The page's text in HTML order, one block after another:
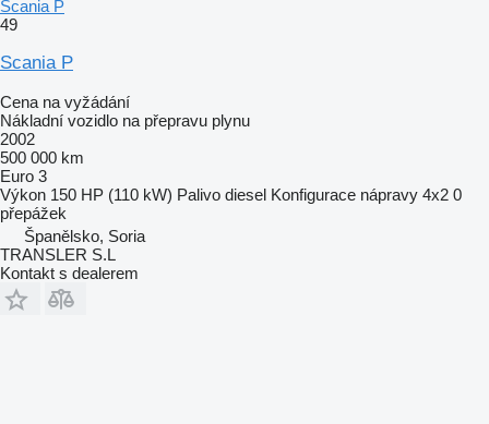
Scania P
49
Scania P
Cena na vyžádání
Nákladní vozidlo na přepravu plynu
2002
500 000 km
Euro 3
Výkon 150 HP (110 kW) Palivo diesel Konfigurace nápravy 4x2 0
přepážek
Španělsko, Soria
TRANSLER S.L
Kontakt s dealerem